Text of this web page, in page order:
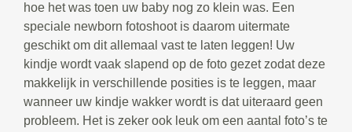
hoe het was toen uw baby nog zo klein was. Een
speciale newborn fotoshoot is daarom uitermate
geschikt om dit allemaal vast te laten leggen! Uw
kindje wordt vaak slapend op de foto gezet zodat deze
makkelijk in verschillende posities is te leggen, maar
wanneer uw kindje wakker wordt is dat uiteraard geen
probleem. Het is zeker ook leuk om een aantal foto’s te